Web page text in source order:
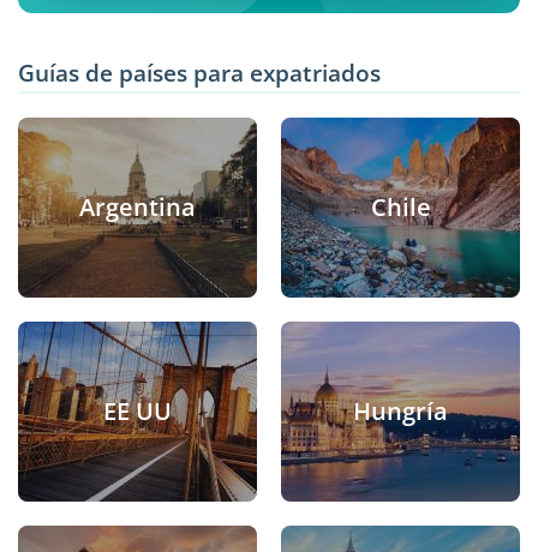
Guías de países para expatriados
Argentina Chile
EE UU Hungría